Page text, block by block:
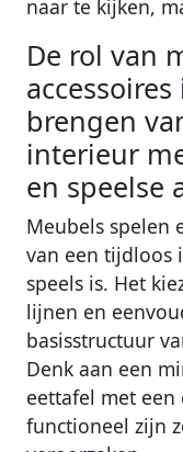
naar te kijken,
De rol van
brengen
interieur
en speelse
Meubels spelen
van een tijdloos
speels is. Het
lijnen en
basisstructuur
Denk aan een
eettafel met
functioneel zijn